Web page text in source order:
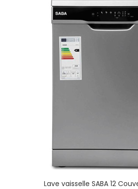
Lave vaisselle SABA 12